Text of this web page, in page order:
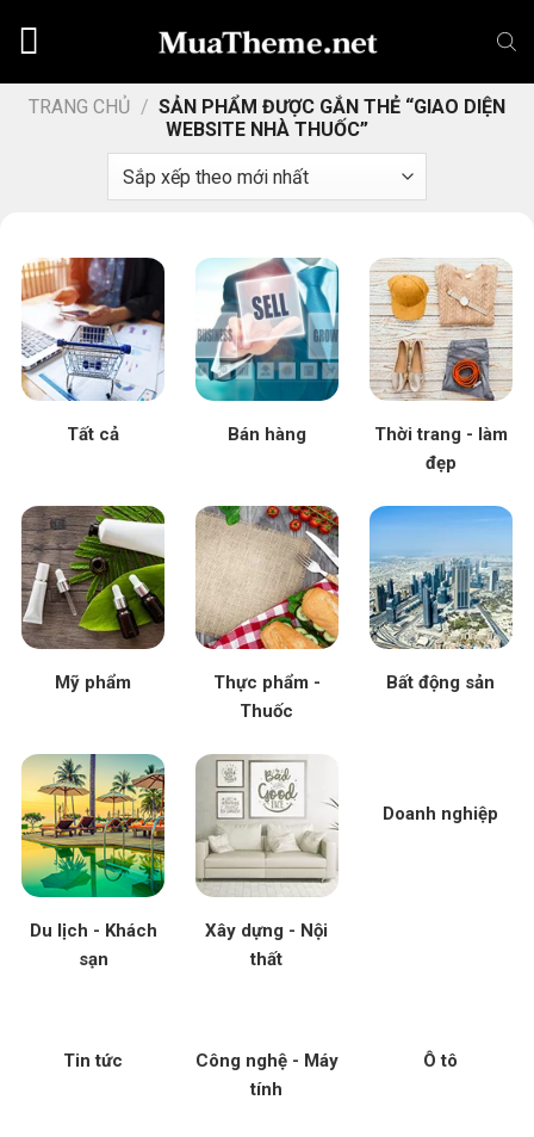
dungTRANG CHỦ / SẢN PHẨM ĐƯỢC GẮN THẺ “GIAO DIỆN
WEBSITE NHÀ THUỐC”
Tất cả Bán hàng
Thời trang - làm
đẹp
Mỹ phẩm
Thực phẩm -
Thuốc
Bất động sản
Du lịch - Khách
sạn
Xây dựng - Nội
thất
Doanh nghiệp
Tin tức
Công nghệ - Máy
tính
Ô tô